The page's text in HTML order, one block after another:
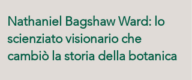
Nathaniel Bagshaw Ward: lo
scienziato visionario che
cambiò la storia della botanica